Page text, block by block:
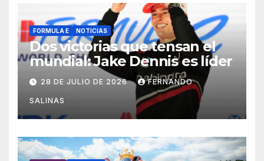
FORMULA E NOTICIAS
Dos victorias que tensan el
mundial: Jake Dennis es líder
28 DE JULIO DE 2026 FERNANDO
SALINAS